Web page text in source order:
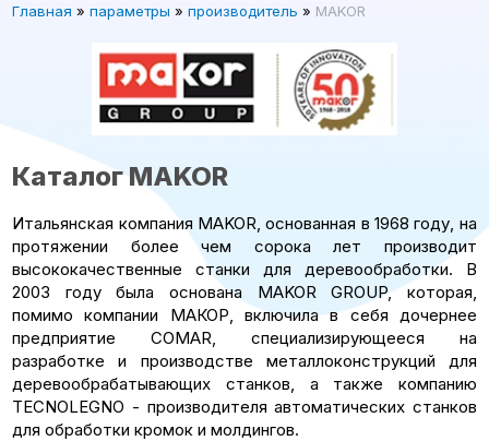
Главная » параметры » производитель » MAKOR
Каталог MAKOR
Итальянская компания MAKOR, основанная в 1968 году, на
протяжении более чем сорока лет производит
высококачественные станки для деревообработки. В
2003 году была основана MAKOR GROUP, которая,
помимо компании МАКОР, включила в себя дочернее
предприятие COMAR, специализирующееся на
разработке и производстве металлоконструкций для
деревообрабатывающих станков, а также компанию
TECNOLEGNO - производителя автоматических станков
для обработки кромок и молдингов.